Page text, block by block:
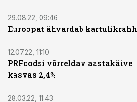
29.08.22, 09:46
Euroopat ähvardab kartulikrahh
12.07.22, 11:10
PRFoodsi võrreldav aastakäive
kasvas 2,4%
28.03.22, 11:43